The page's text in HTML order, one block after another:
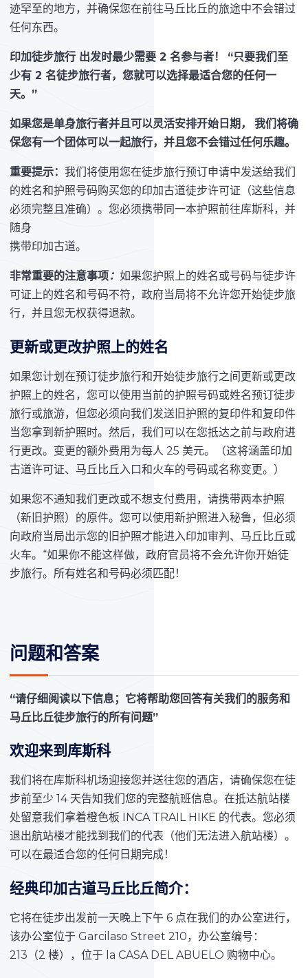
迹罕至的地方，并确保您在前往马丘比丘的旅途中不会错过
任何东西。
印加徒步旅行 出发时最少需要 2 名参与者！
“只要我们至
少有 2 名徒步旅行者，您就可以选择最适合您的任何一
天。”
如果您是单身旅行者并且可以灵活安排开始日期，
我们将确
保您有一个团体可以一起旅行，并且您不会错过任何乐趣。
重要提示： 我们将使用您在徒步旅行预订申请中发送给我们
的姓名和护照号码购买您的印加古道徒步许可证（这些信息
必须完整且准确）。您必须携带同一本护照前往库斯科，并
随身
携带印加古道。
非常重要的注意事项 ： 如果您护照上的姓名或号码与徒步许
可证上的姓名和号码不符，政府当局将不允许您开始徒步旅
行，并且您无权获得退款。
更新或更改护照上的姓名
如果您计划在预订徒步旅行和开始徒步旅行之间更新或更改
护照上的姓名，您可以使用当前的护照号码或姓名预订徒步
旅行或旅游，但您必须向我们发送旧护照的复印件和复印件
当您拿到新护照时。然后，我们可以在您抵达之前与政府进
行更改。变更的额外费用为每人 25 美元。（这将涵盖印加
古道许可证、马丘比丘入口和火车的号码或名称变更。）
如果您不通知我们更改或不想支付费用，请携带两本护照
（新旧护照）的原件。您可以使用新护照进入秘鲁，但必须
向政府当局出示您的旧护照才能进入印加审判、马丘比丘或
火车。“如果你不能这样做，政府官员将不会允许你开始徒
步旅行。所有姓名和号码必须匹配！
问题和答案
“请仔细阅读以下信息；它将帮助您回答有关我们的服务和
马丘比丘徒步旅行的所有问题”
欢迎来到库斯科
我们将在库斯科机场迎接您并送往您的酒店，请确保您在徒
步前至少 14 天告知我们您的完整航班信息。在抵达航站楼
处留意我们拿着橙色板 INCA TRAIL HIKE 的代表。您必须
退出航站楼才能找到我们的代表（他们无法进入航站楼）。
可以在最适合您的任何日期完成！
经典印加古道马丘比丘简介：
它将在徒步出发前一天晚上下午 6 点在我们的办公室进行，
该办公室位于 Garcilaso Street 210，办公室编号：
213（2 楼），位于 la CASA DEL ABUELO 购物中心。